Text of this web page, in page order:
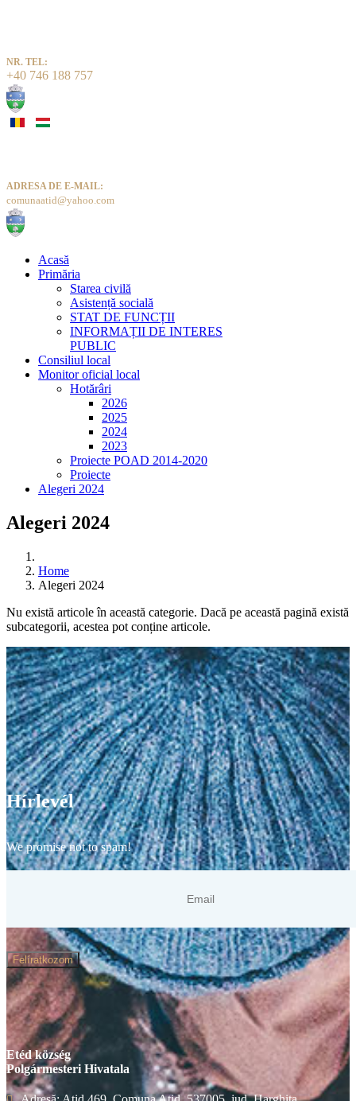
NR. TEL:
+40 746 188 757
ADRESA DE E-MAIL:
comunaatid@yahoo.com
Acasă
Primăria
Starea civilă
Asistență socială
STAT DE FUNCȚII
INFORMAȚII DE INTERES
PUBLIC
Consiliul local
Monitor oficial local
Hotărâri
2026
2025
2024
2023
Proiecte POAD 2014-2020
Proiecte
Alegeri 2024
Alegeri 2024
Home
Alegeri 2024
Nu există articole în această categorie. Dacă pe această pagină există
subcategorii, acestea pot conține articole.
Hírlevél
We promise not to spam!
Felíratkozom
Etéd község
Polgármesteri Hivatala